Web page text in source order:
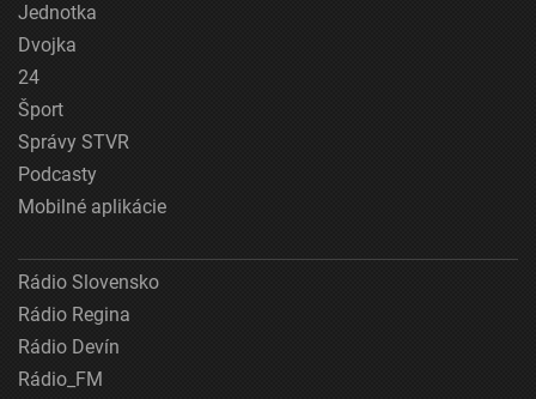
Jednotka
Dvojka
24
Šport
Správy STVR
Podcasty
Mobilné aplikácie
Rádio Slovensko
Rádio Regina
Rádio Devín
Rádio_FM